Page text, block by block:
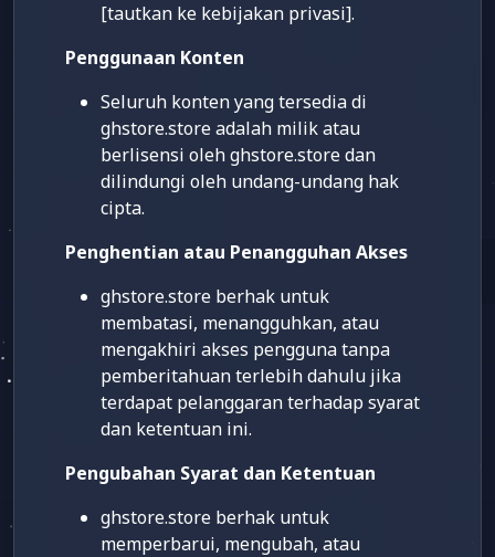
[tautkan ke kebijakan privasi].
Penggunaan Konten
Seluruh konten yang tersedia di
ghstore.store adalah milik atau
berlisensi oleh ghstore.store dan
dilindungi oleh undang-undang hak
cipta.
Penghentian atau Penangguhan Akses
ghstore.store berhak untuk
membatasi, menangguhkan, atau
mengakhiri akses pengguna tanpa
pemberitahuan terlebih dahulu jika
terdapat pelanggaran terhadap syarat
dan ketentuan ini.
Pengubahan Syarat dan Ketentuan
ghstore.store berhak untuk
memperbarui, mengubah, atau